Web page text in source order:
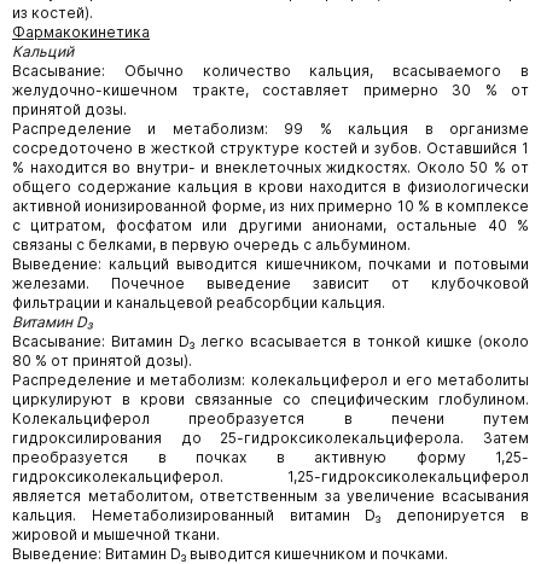
из костей).
Фармакокинетика
Кальций
Всасывание: Обычно количество кальция, всасываемого в
желудочно-кишечном тракте, составляет примерно 30 % от
принятой дозы.
Распределение и метаболизм: 99 % кальция в организме
сосредоточено в жесткой структуре костей и зубов. Оставшийся 1
% находится во внутри- и внеклеточных жидкостях. Около 50 % от
общего содержание кальция в крови находится в физиологически
активной ионизированной форме, из них примерно 10 % в комплексе
с цитратом, фосфатом или другими анионами, остальные 40 %
связаны с белками, в первую очередь с альбумином.
Выведение: кальций выводится кишечником, почками и потовыми
железами. Почечное выведение зависит от клубочковой
фильтрации и канальцевой реабсорбции кальция.
Витамин D₃
Всасывание: Витамин D₃ легко всасывается в тонкой кишке (около
80 % от принятой дозы).
Распределение и метаболизм: колекальциферол и его метаболиты
циркулируют в крови связанные со специфическим глобулином.
Колекальциферол преобразуется в печени путем
гидроксилирования до 25-гидроксиколекальциферола. Затем
преобразуется в почках в активную форму 1,25-
гидроксиколекальциферол. 1,25-гидроксиколекальциферол
является метаболитом, ответственным за увеличение всасывания
кальция. Неметаболизированный витамин D₃ депонируется в
жировой и мышечной ткани.
Выведение: Витамин D₃ выводится кишечником и почками.